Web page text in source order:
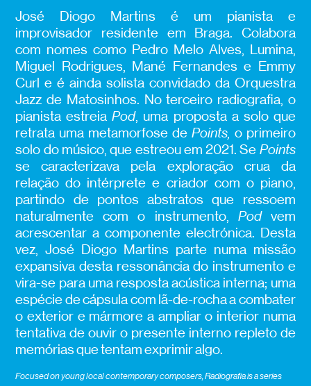
José Diogo Martins é um pianista e
improvisador residente em Braga. Colabora
com nomes como Pedro Melo Alves, Lumina,
Miguel Rodrigues, Mané Fernandes e Emmy
Curl e é ainda solista convidado da Orquestra
Jazz de Matosinhos. No terceiro radiografia, o
pianista estreiaPod, uma proposta a solo que
retrata uma metamorfose de Points, o primeiro
solo do músico, que estreou em 2021. Se Points
se caracterizava pela exploração crua da
relação do intérprete e criador com o piano,
partindo de pontos abstratos que ressoem
naturalmente como instrumento, Pod vem
acrescentar a componente electrónica. Desta
vez, José Diogo Martins parte numa missão
expansiva desta ressonância do instrumento e
vira-se para uma resposta acústica interna; uma
espécie de cápsula com lã-de-rocha a combater
o exterior e mármore a ampliar o interior numa
tentativa de ouvir o presente interno repleto de
memórias que tentam exprimir algo.
Focused on young local contemporary composers, Radiografia is a series